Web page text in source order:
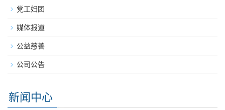
党工妇团
媒体报道
公益慈善
公司公告
新闻中心